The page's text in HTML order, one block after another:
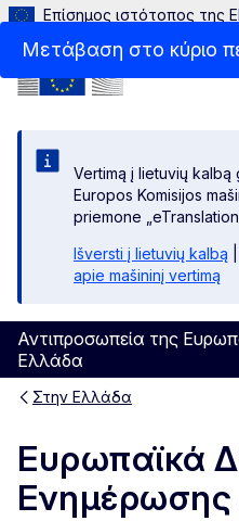
Μετάβαση στο κύριο
Επίσημος ιστότοπος της
Vertimą į lietuvių kalbą
Europos Komisijos
priemone
Išversti į lietuvių kalbą
apie mašininį vertimą
Αντιπροσωπεία της
Ελλάδα
Menu
Στην Ελλάδα
Ευρωπαϊκά